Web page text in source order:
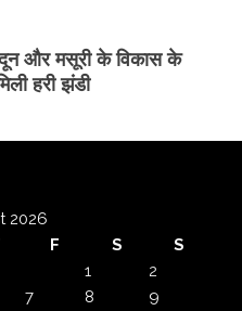
और मसूरी के विकास के
हरी झंडी
2026
F S
S
1
2
7 8
9